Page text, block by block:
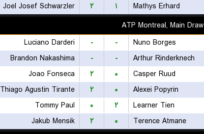
Mathys Erhard
۱ ۲ Joel Josef Schwarzler
ATP Montreal, Main Draw
Nuno Borges
-
-
Luciano Darderi
Arthur Rinderknech
-
-
Brandon Nakashima
Casper Ruud
۰ ۲ Joao Fonseca
Alexei Popyrin
۰ ۲ Thiago Agustin Tirante
Learner Tien
۲ ۰ Tommy Paul
Terence Atmane
۰ ۲ Jakub Mensik